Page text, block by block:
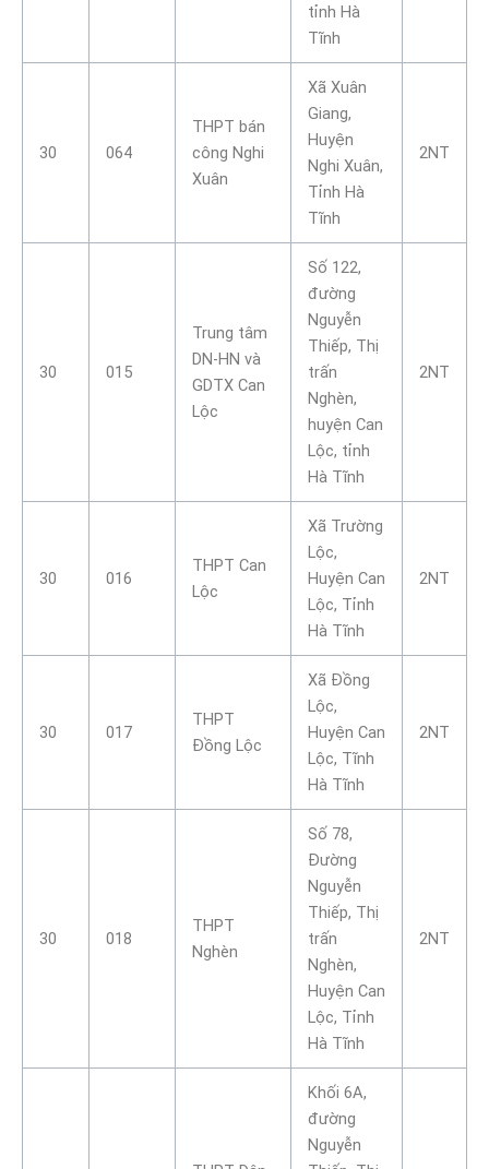
tỉnh Hà
Tĩnh
30 064
THPT bán
công Nghi
Xuân
Xã Xuân
Giang,
Huyện
Nghi Xuân,
Tỉnh Hà
Tĩnh
2NT
30 015
Trung tâm
DN-HN và
GDTX Can
Lộc
Số 122,
đường
Nguyễn
Thiếp, Thị
trấn
Nghèn,
huyện Can
Lộc, tỉnh
Hà Tĩnh
2NT
30 016
THPT Can
Lộc
Xã Trường
Lộc,
Huyện Can
Lộc, Tỉnh
Hà Tĩnh
2NT
30 017
THPT
Đồng Lộc
Xã Đồng
Lộc,
Huyện Can
Lộc, Tĩnh
Hà Tĩnh
2NT
30 018
THPT
Nghèn
Số 78,
Đường
Nguyễn
Thiếp, Thị
trấn
Nghèn,
Huyện Can
Lộc, Tỉnh
Hà Tĩnh
2NT
Khối 6A,
đường
Nguyễn